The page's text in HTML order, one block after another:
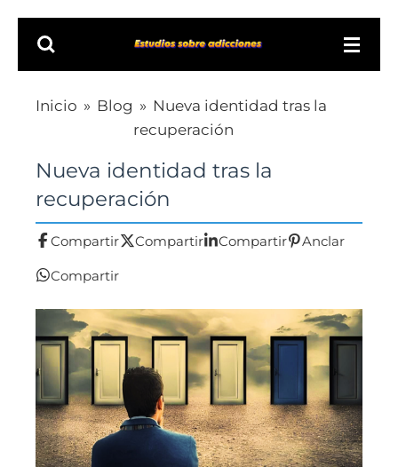
Ir
contenido
Inicio » Blog » Nueva identidad tras la
recuperación
Nueva identidad tras la
recuperación
Compartir Compartir Compartir Anclar
Compartir